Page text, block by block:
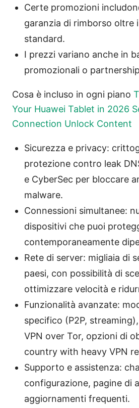
Certe promozioni
garanzia di rimborso oltre
standard.
I prezzi variano anche in
promozionali o
Cosa è incluso in ogni piano
Your Huawei Tablet in 2026
Connection Unlock Content
Sicurezza e privacy:
protezione contro leak
e CyberSec per bloccare
malware.
Connessioni simultanee:
dispositivi che puoi
contemporaneamente
Rete di server: migliaia di
paesi, con possibilità di
ottimizzare velocità e
Funzionalità avanzate:
specifico (P2P,
VPN over Tor, opzioni di
country with heavy VPN
Supporto e assistenza:
configurazione, pagine di
aggiornamenti frequenti.